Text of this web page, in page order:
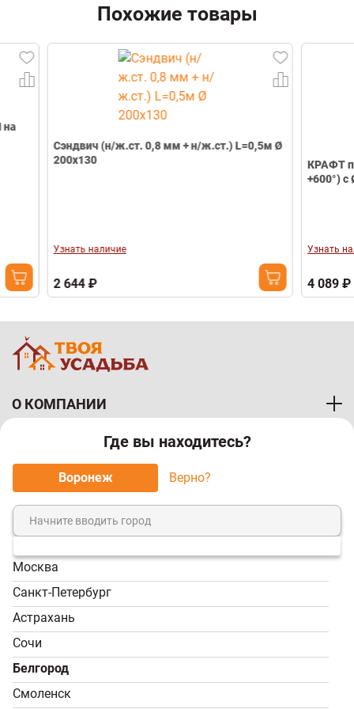
Где вы находитесь?
Воронеж Верно?
Москва
Санкт-Петербург
Астрахань
Сочи
Белгород
Смоленск
Похожие товары
Сэндвич (н/ж.ст. 0,8 мм + н/ж.ст.) L=0,5м Ø
200х130
Узнать наличие
2 644 ₽
КРАФТ
+600°) с
Узнать наличие
4 089 ₽
О КОМПАНИИ
ПОКУПАТЕЛЯМ
МЫ ПРИНИМАЕМ К ОПЛАТЕ:
8 (800) 7-000-828
Звонок бесплатный!
Пн-Пт, 9:00-18:00; Сб -
Вс, 9:00-17:00
info@tvoy-usadba.ru